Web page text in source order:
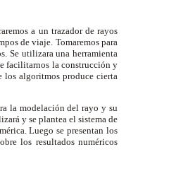
a un trazador de rayos
de viaje. Tomaremos para
Se utilizara una herramienta
facilitarnos la construcción y
los algoritmos produce cierta
la modelación del rayo y su
y se plantea el sistema de
Luego se presentan los
los resultados numéricos